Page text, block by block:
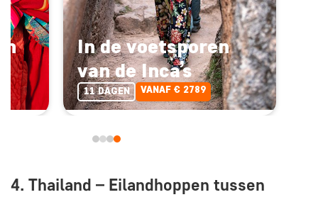
In de voetsporen
van de Inca’s
11 DAGEN VANAF € 2789
4. Thailand – Eilandhoppen tussen